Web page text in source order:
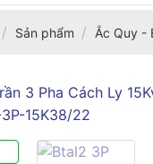
/ Sản phẩm / Ắc Quy -